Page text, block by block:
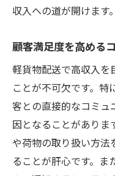
収入への道が開けます。
顧客満足度を高める
軽貨物配送で高収入を
ことが不可欠です。
客との直接的なコミュ
因となることがありま
や荷物の取り扱い方法
ることが肝心です。ま